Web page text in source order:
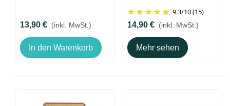
13,90 € (inkl. MwSt.)
In den Warenkorb
Lederreparatur9.3/10(15)
14,90 € (inkl. MwSt.)
Mehr sehen